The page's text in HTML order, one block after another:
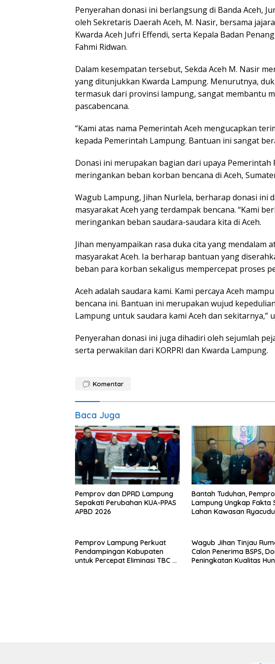
Penyerahan donasi ini berlangsung di Banda Aceh,
oleh Sekretaris Daerah Aceh, M. Nasir, bersama
Kwarda Aceh Jufri Effendi, serta Kepala Badan
Fahmi Ridwan.
Dalam kesempatan tersebut, Sekda Aceh M. Nasir
yang ditunjukkan Kwarda Lampung. Menurutnya,
termasuk dari provinsi lampung, sangat membantu
pascabencana.
“Kami atas nama Pemerintah Aceh mengucapkan
kepada Pemerintah Lampung. Bantuan ini sangat
Donasi ini merupakan bagian dari upaya
meringankan beban korban bencana di Aceh,
Wagub Lampung, Jihan Nurlela, berharap donasi ini
masyarakat Aceh yang terdampak bencana. “Kami
meringankan beban saudara-saudara kita di Aceh.
Jihan menyampaikan rasa duka cita yang mendalam
masyarakat Aceh. Ia berharap bantuan yang
beban para korban sekaligus mempercepat proses
Aceh adalah saudara kami. Kami percaya Aceh
bencana ini. Bantuan ini merupakan wujud
Lampung untuk saudara kami Aceh dan sekitarnya,”
Penyerahan donasi ini juga dihadiri oleh sejumlah
serta perwakilan dari KORPRI dan Kwarda Lampung.
Komentar
Baca Juga
Pemprov dan DPRD Lampung
Sepakati Perubahan KUA-PPAS
APBD 2026
Bantah Tuduhan,
Lampung Ungkap Fakta
Lahan Kawasan Ryacudu
Pemprov Lampung Perkuat
Pendampingan Kabupaten
untuk Percepat Eliminasi TBC di
Wagub Jihan Tinjau
Calon Penerima BSPS,
Peningkatan Kualitas